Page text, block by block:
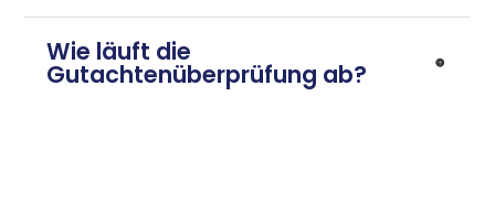
Wie läuft die
Gutachtenüberprüfung ab?